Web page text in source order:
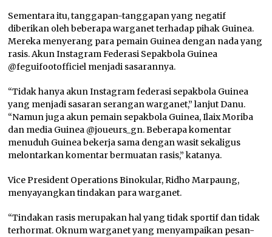
Sementara itu, tanggapan-tanggapan yang negatif
diberikan oleh beberapa warganet terhadap pihak Guinea.
Mereka menyerang para pemain Guinea dengan nada yang
rasis. Akun Instagram Federasi Sepakbola Guinea
@feguifootofficiel menjadi sasarannya.
“Tidak hanya akun Instagram federasi sepakbola Guinea
yang menjadi sasaran serangan warganet,” lanjut Danu.
“Namun juga akun pemain sepakbola Guinea, Ilaix Moriba
dan media Guinea @joueurs_gn. Beberapa komentar
menuduh Guinea bekerja sama dengan wasit sekaligus
melontarkan komentar bermuatan rasis,” katanya.
Vice President OperationsBinokular, Ridho Marpaung,
menyayangkan tindakan para warganet.
“Tindakan rasis merupakan hal yang tidak sportif dan tidak
terhormat. Oknum warganet yang menyampaikan pesan-